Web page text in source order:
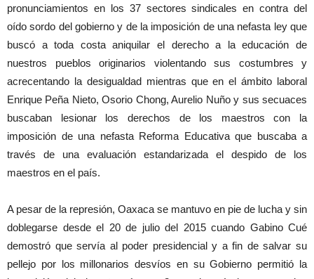
pronunciamientos en los 37 sectores sindicales en contra del
oído sordo del gobierno y de la imposición de una nefasta ley que
buscó a toda costa aniquilar el derecho a la educación de
nuestros pueblos originarios violentando sus costumbres y
acrecentando la desigualdad mientras que en el ámbito laboral
Enrique Peña Nieto, Osorio Chong, Aurelio Nuño y sus secuaces
buscaban lesionar los derechos de los maestros con la
imposición de una nefasta Reforma Educativa que buscaba a
través de una evaluación estandarizada el despido de los
maestros en el país.
A pesar de la represión, Oaxaca se mantuvo en pie de lucha y sin
doblegarse desde el 20 de julio del 2015 cuando Gabino Cué
demostró que servía al poder presidencial y a fin de salvar su
pellejo por los millonarios desvíos en su Gobierno permitió la